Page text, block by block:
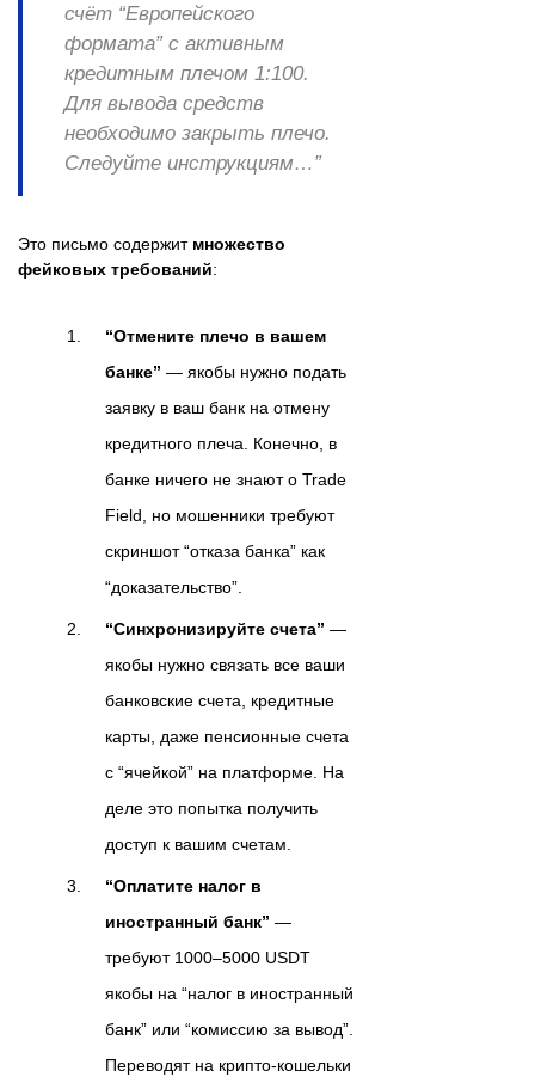
счёт “Европейского
формата” с активным
кредитным плечом 1:100.
Для вывода средств
необходимо закрыть плечо.
Следуйте инструкциям…”
Это письмо содержит множество
фейковых требований:
“Отмените плечо в вашем
банке” — якобы нужно подать
заявку в ваш банк на отмену
кредитного плеча. Конечно, в
банке ничего не знают о Trade
Field, но мошенники требуют
скриншот “отказа банка” как
“доказательство”.
“Синхронизируйте счета” —
якобы нужно связать все ваши
банковские счета, кредитные
карты, даже пенсионные счета
с “ячейкой” на платформе. На
деле это попытка получить
доступ к вашим счетам.
“Оплатите налог в
иностранный банк” —
требуют 1000–5000 USDT
якобы на “налог в иностранный
банк” или “комиссию за вывод”.
Переводят на крипто-кошельки